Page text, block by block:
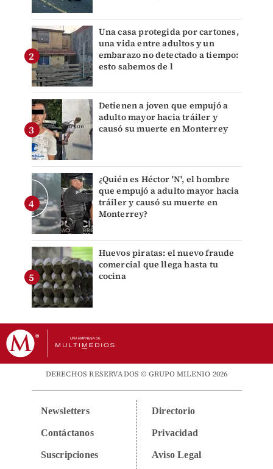
Una casa protegida por cartones,
una vida entre adultos y un
embarazo no detectado a tiempo:
esto sabemos de l
Detienen a joven que empujó a
adulto mayor hacia tráiler y
causó su muerte en Monterrey
¿Quién es Héctor 'N', el hombre
que empujó a adulto mayor hacia
tráiler y causó su muerte en
Monterrey?
Huevos piratas: el nuevo fraude
comercial que llega hasta tu
cocina
DERECHOS RESERVADOS © GRUPO MILENIO 2026
Newsletters
Contáctanos
Suscripciones
Directorio
Privacidad
Aviso Legal